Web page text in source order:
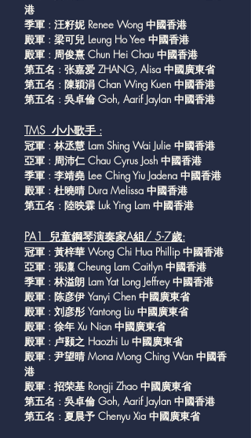
港
季軍 : 汪籽妮 Renee Wong 中國香港
殿軍 : 梁可兒 Leung Ho Yee 中國香港
殿軍 : 周俊熹 Chun Hei Chau 中國香港
第五名 : 张嘉爱 ZHANG, Alisa 中國廣東省
第五名 : 陳穎涓 Chan Wing Kuen 中國香港
第五名 : 吳卓倫 Goh, Aarif Jaylan 中國香港
TMS 小小歌手 :
冠軍 : 林丞慧 Lam Shing Wai Julie 中國香港
亞軍 : 周沛仁 Chau Cyrus Josh 中國香港
季軍 : 李靖堯 Lee Ching Yiu Jadena 中國香港
殿軍 : 杜曉晴 Dura Melissa 中國香港
第五名 : 陸映霖 Luk Ying Lam 中國香港
PA1 兒童鋼琴演奏家A組/ 5-7歲:
冠軍 : 黃梓華 Wong Chi Hua Phillip 中國香港
亞軍 : 張凜 Cheung Lam Caitlyn 中國香港
季軍 : 林溢朗 Lam Yat Long Jeffrey 中國香港
殿軍 : 陈彦伊 Yanyi Chen 中國廣東省
殿軍 : 刘彦彤 Yantong Liu 中國廣東省
殿軍 : 徐年 Xu Nian 中國廣東省
殿軍 : 卢颢之 Haozhi Lu 中國廣東省
殿軍 : 尹望晴 Mona Mong Ching Wan 中國香
港
殿軍 : 招荣基 Rongji Zhao 中國廣東省
第五名 : 吳卓倫 Goh, Aarif Jaylan 中國香港
第五名 : 夏晨予 Chenyu Xia 中國廣東省